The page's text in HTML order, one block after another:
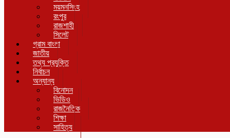
ময়মনসিংহ
রংপুর
রাজশাহী
সিলেট
গ্রাম বাংলা
জাতীয়
তথ্য প্রযুক্তি
নির্বাচন
অন্যান্য
বিনোদন
ভিডিও
রাজনৈতিক
শিক্ষা
সাহিত্য